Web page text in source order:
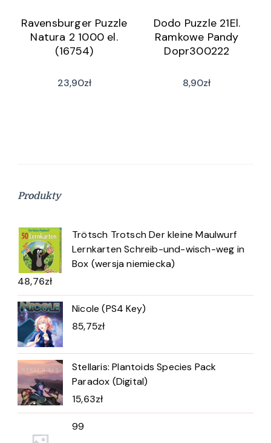
Ravensburger Puzzle
Natura 2 1000 el.
(16754)
23,90zł
Dodo Puzzle 21El.
Ramkowe Pandy
Dopr300222
8,90zł
Produkty
Trötsch Trotsch Der kleine Maulwurf
Lernkarten Schreib-und-wisch-weg in
Box (wersja niemiecka)
48,76zł
Nicole (PS4 Key)
85,75zł
Stellaris: Plantoids Species Pack
Paradox (Digital)
15,63zł
99